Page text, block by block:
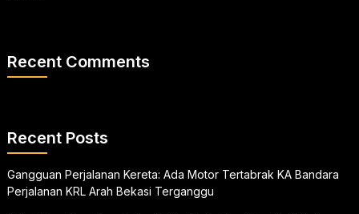
Recent Comments
Recent Posts
Gangguan Perjalanan Kereta: Ada Motor Tertabrak KA Bandara
Perjalanan KRL Arah Bekasi Terganggu